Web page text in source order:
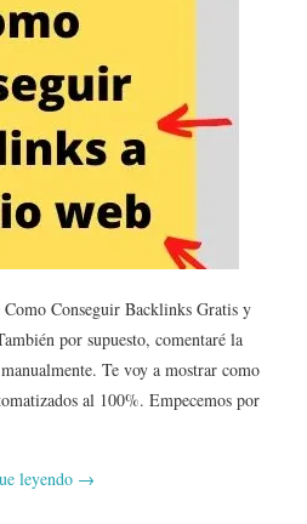
Conseguir Backlinks Gratis y
por supuesto, comentaré la
Te voy a mostrar como
al 100%. Empecemos por
leyendo →